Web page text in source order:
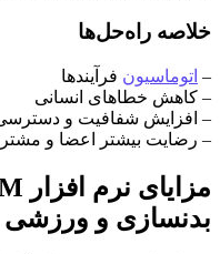
خلاصه راه‌حل‌ها
– اتوماسیون فرآیندها
– کاهش خطاهای انسانی
– افزایش شفافیت و
– رضایت بیشتر اعضا و
بدنسازی و ورزشی